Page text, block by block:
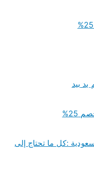
بيد
:كل ما تحتاج إلى